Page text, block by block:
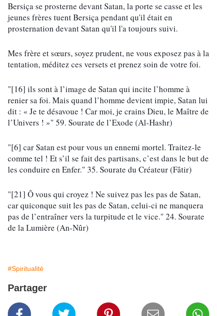
Bersiça se prosterne devant Satan, la porte se casse et les
jeunes frères tuent Bersiça pendant qu'il était en
prosternation devant Satan qu'il l'a toujours suivi.
Mes frère et sœurs, soyez prudent, ne vous exposez pas à la
tentation, méditez ces versets et prenez soin de votre foi.
"[16] ils sont à l’image de Satan qui incite l’homme à
renier sa foi. Mais quand l’homme devient impie, Satan lui
dit : « Je te désavoue ! Car moi, je crains Dieu, le Maître de
l’Univers ! »" 59. Sourate de l’Exode (Al-Hashr)
"[6] car Satan est pour vous un ennemi mortel. Traitez-le
comme tel ! Et s’il se fait des partisans, c’est dans le but de
les conduire en Enfer." 35. Sourate du Créateur (Fâtir)
"[21] Ô vous qui croyez ! Ne suivez pas les pas de Satan,
car quiconque suit les pas de Satan, celui-ci ne manquera
pas de l’entraîner vers la turpitude et le vice." 24. Sourate
de la Lumière (An-Nûr)
#Spiritualité
Partager